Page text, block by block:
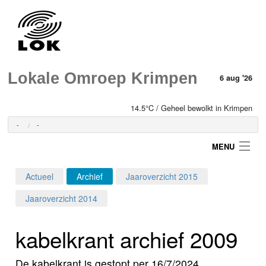
Lokale Omroep Krimpen 6 aug '26
14.5°C / Geheel bewolkt in Krimpen
- -
MENU
Programma's
Actueel Archief
Jaaroverzicht 2015
Jaaroverzicht 2014
kabelkrant archief 2009